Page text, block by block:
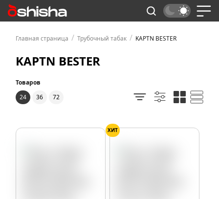
Главная страница / Трубочный табак / KAPTN BESTER
KAPTN BESTER
Товаров
24
36 72
ХИТ